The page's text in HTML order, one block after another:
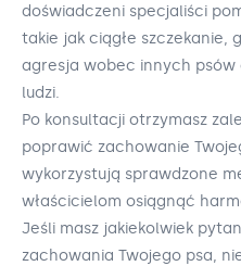
doświadczeni specjaliści
takie jak ciągłe szczekanie,
agresja wobec innych psów
ludzi.
Po konsultacji otrzymasz
poprawić zachowanie
wykorzystują sprawdzone
właścicielom osiągnąć
Jeśli masz jakiekolwiek
zachowania Twojego psa,